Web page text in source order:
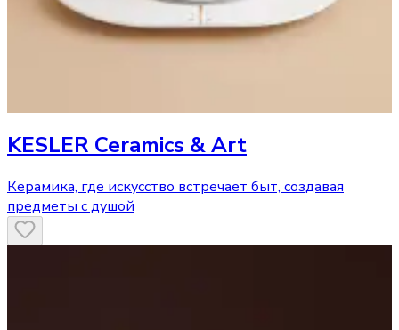
KESLER Ceramics & Art
Керамика, где искусство встречает быт, создавая
предметы с душой